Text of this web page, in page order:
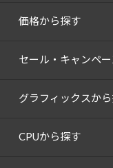
価格から探す
セール・キャンペー
グラフィックスか
CPUから探す